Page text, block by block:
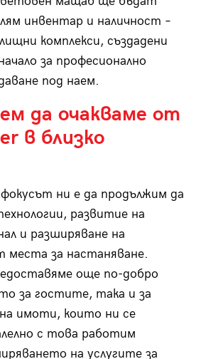
инвентар и наличност –
комплекси, създадени
за професионално
под наем.
да очакваме от
в близко
ни е да продължим да
развитие на
и разширяване на
за настаняване.
още по-добро
за гостите, така и за
имоти, които ни се
с това работим
на услугите за